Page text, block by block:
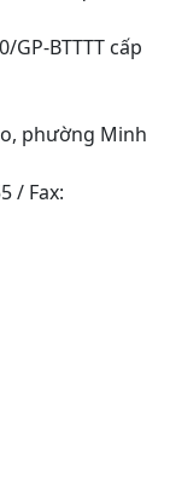
BTTTT cấp
phường Minh
/ Fax: